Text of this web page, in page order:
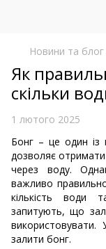
Новини та блог
Як
скільки
1 лютого 2025
Бонг – це один із
дозволяє отримати
через воду.
важливо
кількість води
запитують, що
залити бонг.